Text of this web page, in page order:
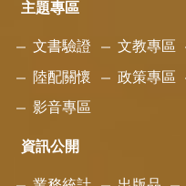
主題專區
文書驗證 文教專區
陸配關懷 政策專區
影音專區
資訊公開